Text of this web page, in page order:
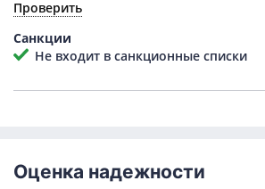
Проверить
Санкции
Не входит в санкционные списки
Оценка надежности